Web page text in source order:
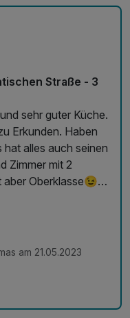
Straße - 3
sehr guter Küche.
Erkunden. Haben
alles auch seinen
Zimmer mit 2
Oberklasse😉
am 21.05.2023